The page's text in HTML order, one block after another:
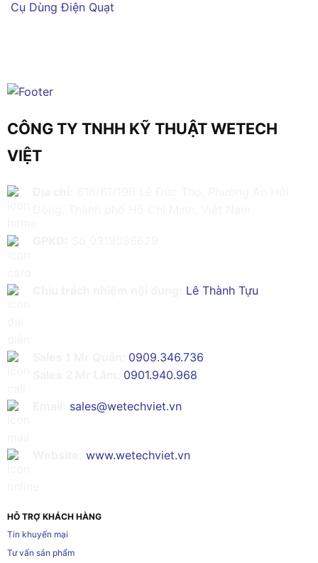
Cụ Dùng Điện Quạt
CÔNG TY TNHH KỸ THUẬT WETECH
VIỆT
Lê Thành Tựu
0909.346.736
0901.940.968
sales@wetechviet.vn
www.wetechviet.vn
HỖ TRỢ KHÁCH HÀNG
Tin khuyến mại
Tư vấn sản phẩm